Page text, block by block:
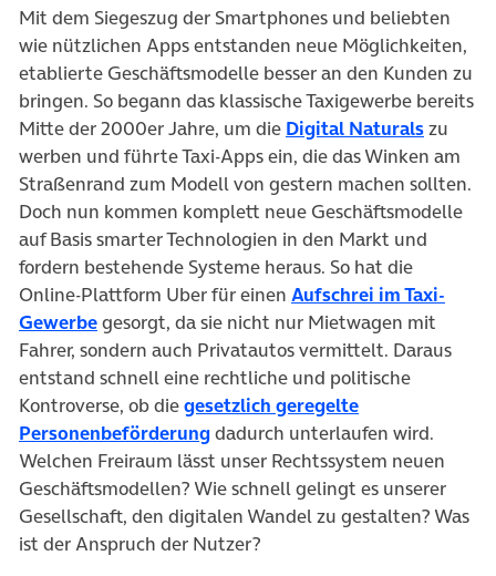
Mit dem Siegeszug der Smartphones und beliebten
wie nützlichen Apps entstanden neue Möglichkeiten,
etablierte Geschäftsmodelle besser an den Kunden zu
bringen. So begann das klassische Taxigewerbe bereits
Mitte der 2000er Jahre, um die Digital Naturals(öffnet
zu
werben und führte Taxi-Apps ein, die das Winken am
Straßenrand zum Modell von gestern machen sollten.
Doch nun kommen komplett neue Geschäftsmodelle
auf Basis smarter Technologien in den Markt und
fordern bestehende Systeme heraus. So hat die
Online-Plattform Uber für einen Aufschrei im Taxi-
Gewerbe(öffnet in neuem Tab)
gesorgt, da sie nicht nur Mietwagen mit
Fahrer, sondern auch Privatautos vermittelt. Daraus
entstand schnell eine rechtliche und politische
Kontroverse, ob diegesetzlich geregelte
Personenbeförderung(öffnet in neuem Tab)
dadurch unterlaufen wird.
Welchen Freiraum lässt unser Rechtssystem neuen
Geschäftsmodellen? Wie schnell gelingt es unserer
Gesellschaft, den digitalen Wandel zu gestalten? Was
ist der Anspruch der Nutzer?